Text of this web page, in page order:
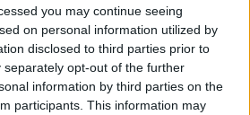
you may continue seeing
on personal information utilized by
disclosed to third parties prior to
separately opt-out of the further
information by third parties on the
participants. This information may